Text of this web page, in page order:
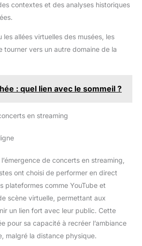
contextes et des analyses historiques
les allées virtuelles des musées, les
tourner vers un autre domaine de la
: quel lien avec le sommeil ?
en streaming
de concerts en streaming,
ont choisi de performer en direct
plateformes comme YouTube et
scène virtuelle, permettant aux
un lien fort avec leur public. Cette
pour sa capacité à recréer l’ambiance
malgré la distance physique.